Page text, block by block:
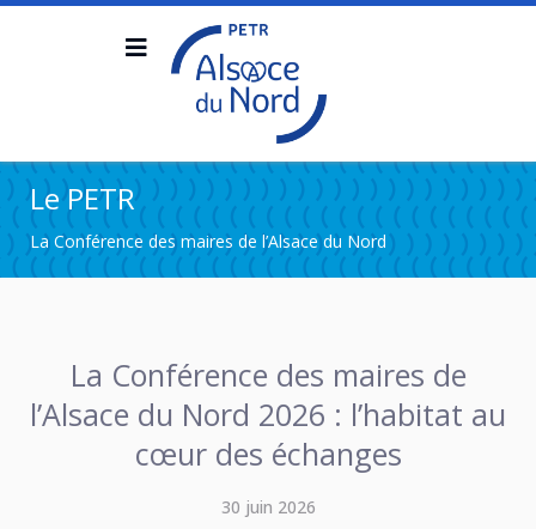
Le PETR
La Conférence des maires de l’Alsace du Nord
La Conférence des maires de
l’Alsace du Nord 2026 : l’habitat au
cœur des échanges
30 juin 2026